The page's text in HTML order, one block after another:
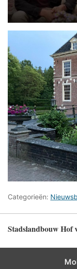
Categorieën:
Stadslandbouw Hof